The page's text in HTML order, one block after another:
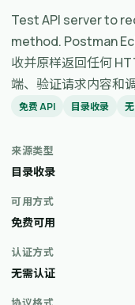
Test API server to
method. Postman
收并原样返回任何
端、验证请求内容和
免费 API 目录收录
来源类型
目录收录
可用方式
免费可用
认证方式
无需认证